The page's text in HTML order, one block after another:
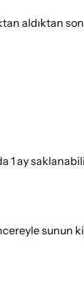
aldıktan
ay
sunun